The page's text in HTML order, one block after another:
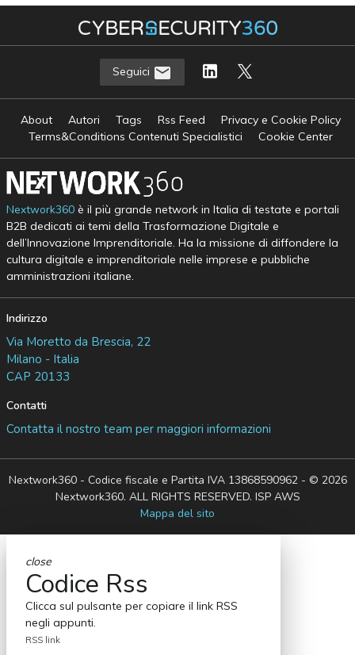
Seguici
About Autori Tags Rss Feed
Privacy e Cookie Policy
Terms&Conditions Contenuti Specialistici
Cookie Center
Nextwork360è il più grande network in Italia di testate e portali
B2B dedicati ai temi della Trasformazione Digitale e
dell’Innovazione Imprenditoriale. Ha la missione di diffondere la
cultura digitale e imprenditoriale nelle imprese e pubbliche
amministrazioni italiane.
Indirizzo
Via Moretto da Brescia, 22
Milano - Italia
CAP 20133
Contatti
Contatta il nostro team per maggiori informazioni
Nextwork360 - Codice fiscale e Partita IVA 13868590962 - © 2026
Nextwork360. ALL RIGHTS RESERVED. ISP AWS
Mappa del sito
close
Codice Rss
Clicca sul pulsante per copiare il link RSS
negli appunti.
RSS link